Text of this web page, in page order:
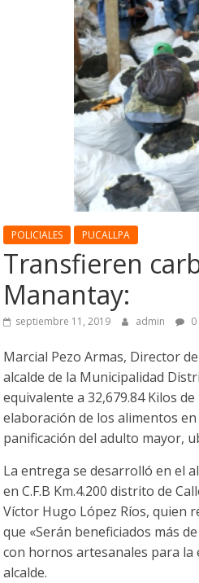
POLICIALES PUCALLPA
Transfieren
Manantay:
septiembre 11, 2019 admin
Marcial Pezo Armas, Director
alcalde de la Municipalidad
equivalente a 32,679.84 Kilos
elaboración de los alimentos
panificación del adulto mayor,
La entrega se desarrolló en el
en C.F.B Km.4.200 distrito de
Víctor Hugo López Ríos, quien
que «Serán beneficiados más
con hornos artesanales para
alcalde.